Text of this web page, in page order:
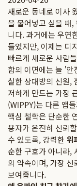
새로운 동네로 이사
을 불어넣고 싶을 때
니다. 과거에는 우연
들었지만, 이제는 디
빠르게 새로운 사람
함의 이면에는 늘 '
실한 상대방의 신원,
저하게 만드는 가장
(WIPPY)는 다른 앱
핵심 철학은 단순한
용자가 온전히 신뢰
수 있도록, 강력한 위
순한 구호가 아니라,
의 약속이며, 가장 신
보여줍니다.